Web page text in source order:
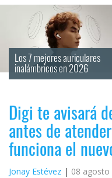
Los 7 mejores auriculares
inalámbricos en 2026
Digi te avisará
antes de
funciona el
Jonay Estévez 08 agosto